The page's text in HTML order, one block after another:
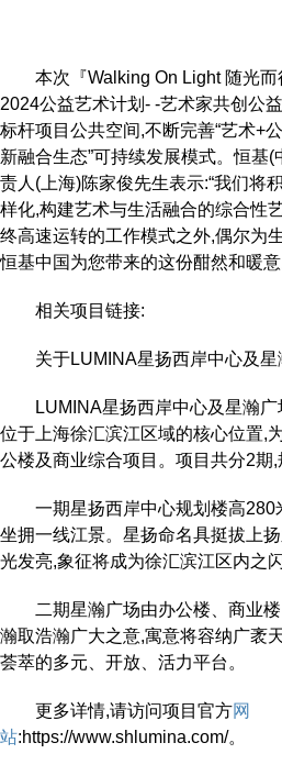
本次『Walking On Light 随光
2024公益艺术计划- -艺术家共创公
标杆项目公共空间,不断完善“艺术+
新融合生态”可持续发展模式。恒基
责人(上海)陈家俊先生表示:“我们将
样化,构建艺术与生活融合的综合性
终高速运转的工作模式之外,偶尔为
恒基中国为您带来的这份酣然和暖意
相关项目链接:
关于LUMINA星扬西岸中心及星
LUMINA星扬西岸中心及星瀚
位于上海徐汇滨江区域的核心位置,
公楼及商业综合项目。项目共分2期,
一期星扬西岸中心规划楼高280
坐拥一线江景。星扬命名具挺拔上
光发亮,象征将成为徐汇滨江区内之
二期星瀚广场由办公楼、商业
瀚取浩瀚广大之意,寓意将容纳广袤
荟萃的多元、开放、活力平台。
更多详情,请访问项目官方网
站:https://www.shlumina.com/。